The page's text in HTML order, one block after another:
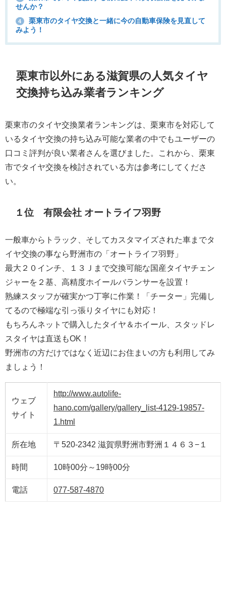
せんか？
4
栗東市のタイヤ交換と一緒に今の自動車保険を見直して
みよう！
栗東市以外にある滋賀県の人気タイヤ
交換持ち込み業者ランキング
栗東市のタイヤ交換業者ランキングは、栗東市を対応して
いるタイヤ交換の持ち込み可能な業者の中でもユーザーの
口コミ評判が良い業者さんを選びました。これから、栗東
市でタイヤ交換を検討されている方は参考にしてくださ
い。
１位 有限会社 オートライフ羽野
一般車からトラック、そしてカスタマイズされた車までタ
イヤ交換の事なら野洲市の「オートライフ羽野」
最大２０インチ、１３Ｊまで交換可能な国産タイヤチェン
ジャーを２基、高精度ホイールバランサーを設置！
熟練スタッフが確実かつ丁寧に作業！「チーター」完備し
てるので極端な引っ張りタイヤにも対応！
もちろんネットで購入したタイヤ＆ホイール、スタッドレ
スタイヤは直送もOK！
野洲市の方だけではなく近辺にお住まいの方も利用してみ
ましょう！
ウェブ
サイト
http://www.autolife-
hano.com/gallery/gallery_list-4129-19857-
1.html
所在地 〒520-2342 滋賀県野洲市野洲１４６３−１
時間 10時00分～19時00分
電話 077-587-4870